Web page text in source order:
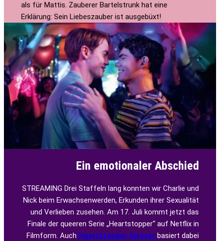
als für Mattis. Zauberer Bartelstrunk hat eine
Erklärung: Sein Liebeszauber ist ausgebüxt!
Ein emotionaler Abschied
STREAMING Drei Staffeln lang konnten wir Charlie und
Nick beim Erwachsenwerden, Erkunden ihrer Sexualität
und Verlieben zusehen. Am 17. Juli kommt jetzt das
Finale der queeren Serie „Heartstopper“ auf Netflix in
Filmform. Auch Heartstopper foreverbasiert dabei